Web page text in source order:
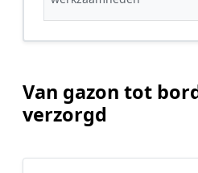
Van gazon tot
verzorgd